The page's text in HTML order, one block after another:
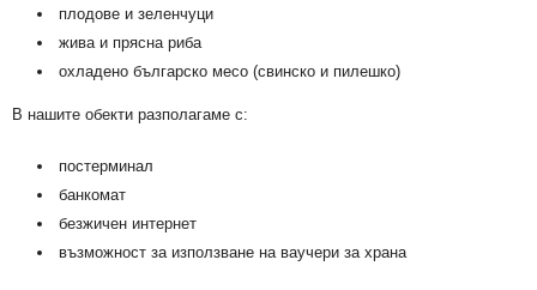
плодове и зеленчуци
жива и прясна риба
охладено българско месо (свинско и пилешко)
В нашите обекти разполагаме с:
постерминал
банкомат
безжичен интернет
възможност за използване на ваучери за храна